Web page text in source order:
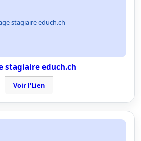
stagiaire educh.ch
stagiaire educh.ch
Voir l'Lien